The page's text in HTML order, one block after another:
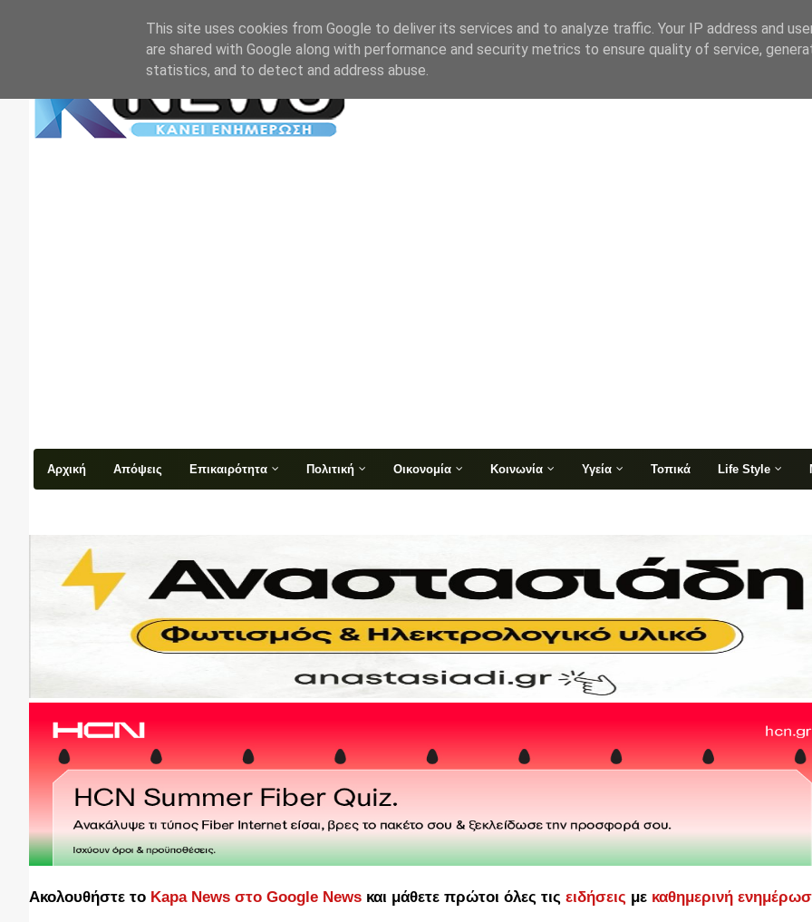
Αρχική Απόψεις Επικαιρότητα Πολιτική Οικονομία Κοινωνία Υγεία Τοπικά Life Style
Ακολουθήστε το Kapa News στο Google News και μάθετε πρώτοι όλες τις ειδήσεις με καθημερινή
This site uses cookies from Google to deliver its services and to analyze traffic. Your IP address and
are shared with Google along with performance and security metrics to ensure quality of service,
statistics, and to detect and address abuse.